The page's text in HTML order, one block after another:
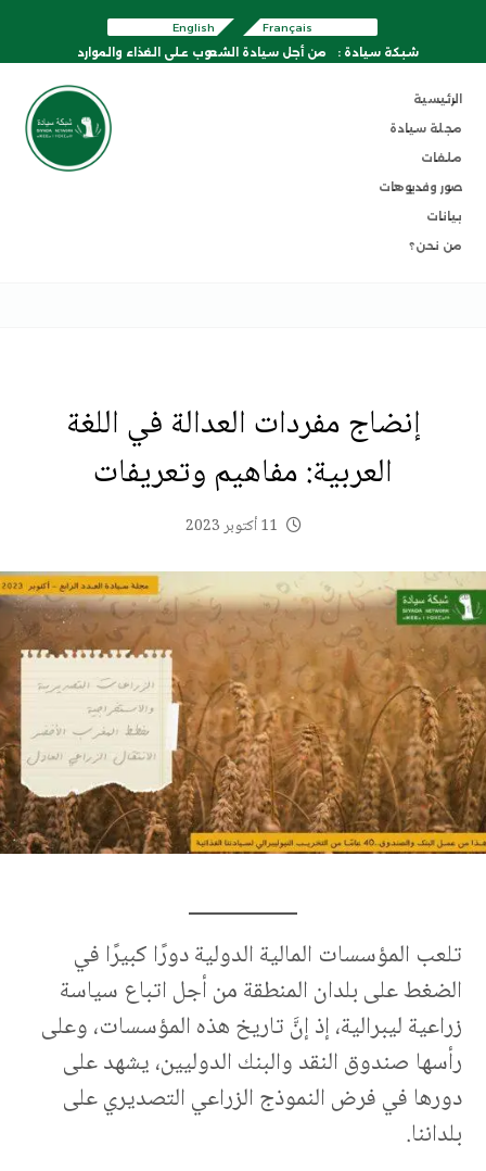
Français
English
شبكة سيادة :
من أجل سيادة الشعوب على الغذاء والموارد
الرئيسية
مجلة سيادة
ملفات
صور وفديوهات
بيانات
من نحن؟
إنضاج مفردات العدالة في اللغة
العربية: مفاهيم وتعريفات
11 أكتوبر 2023
تلعب المؤسسات المالية الدولية دورًا كبيرًا في
الضغط على بلدان المنطقة من أجل اتباع سياسة
زراعية ليبرالية، إذ إنَّ تاريخ هذه المؤسسات، وعلى
رأسها صندوق النقد والبنك الدوليين، يشهد على
دورها في فرض النموذج الزراعي التصديري على
بلداننا.